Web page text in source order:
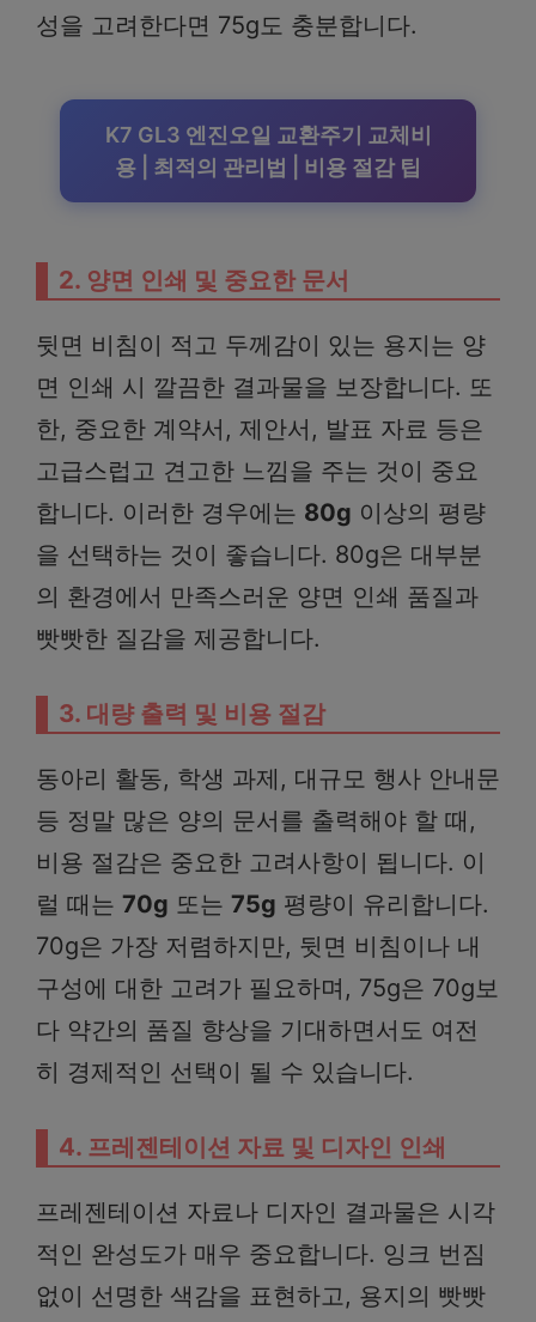
성을 고려한다면 75g도 충분합니다.
K7 GL3 엔진오일 교환주기 교체비
용 | 최적의 관리법 | 비용 절감 팁
2. 양면 인쇄 및 중요한 문서
뒷면 비침이 적고 두께감이 있는 용지는 양
면 인쇄 시 깔끔한 결과물을 보장합니다. 또
한, 중요한 계약서, 제안서, 발표 자료 등은
고급스럽고 견고한 느낌을 주는 것이 중요
합니다. 이러한 경우에는 80g 이상의 평량
을 선택하는 것이 좋습니다. 80g은 대부분
의 환경에서 만족스러운 양면 인쇄 품질과
빳빳한 질감을 제공합니다.
3. 대량 출력 및 비용 절감
동아리 활동, 학생 과제, 대규모 행사 안내문
등 정말 많은 양의 문서를 출력해야 할 때,
비용 절감은 중요한 고려사항이 됩니다. 이
럴 때는 70g 또는 75g 평량이 유리합니다.
70g은 가장 저렴하지만, 뒷면 비침이나 내
구성에 대한 고려가 필요하며, 75g은 70g보
다 약간의 품질 향상을 기대하면서도 여전
히 경제적인 선택이 될 수 있습니다.
4. 프레젠테이션 자료 및 디자인 인쇄
프레젠테이션 자료나 디자인 결과물은 시각
적인 완성도가 매우 중요합니다. 잉크 번짐
없이 선명한 색감을 표현하고, 용지의 빳빳